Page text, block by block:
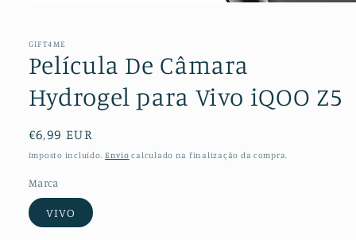
1
modal
GIFT4ME
Película De Câmara
Hydrogel para Vivo iQOO Z5
Preço
normal
€6,99 EUR
Imposto incluído. Envio calculado na finalização da compra.
Marca
VIVO